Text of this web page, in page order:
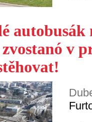
autobusák
v